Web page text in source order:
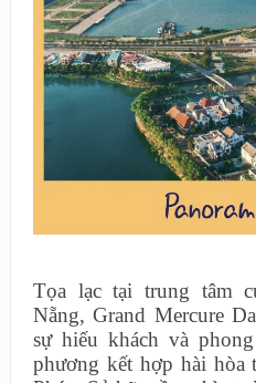
Tọa lạc tại trung tâm
Nẵng,Grand Mercure
sự hiếu khách và
phương kết hợp hài hòa